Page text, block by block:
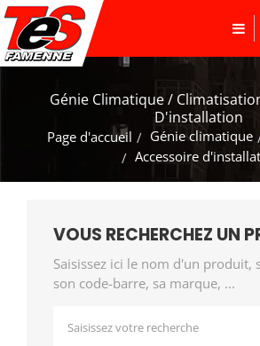
Génie Climatique /
D'installation
Page d'accueil Génie climatique
Accessoire
VOUS RECHERCHEZ UN
Saisissez ici le nom d'un produit,
son code-barre, sa marque, ...